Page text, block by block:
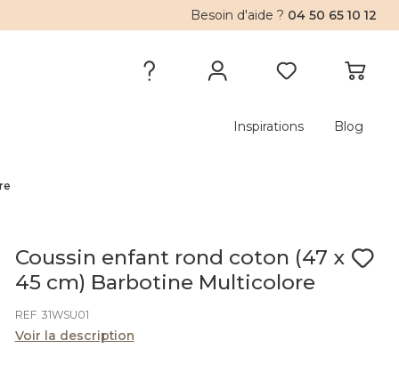
Besoin d'aide ? 04 50 65 10 12
Inspirations Blog
Coussin enfant rond coton (47 x
45 cm) Barbotine Multicolore
REF. 31WSU01
Voir la description